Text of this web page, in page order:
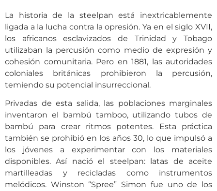
La historia de la steelpan está inextricablemente
ligada a la lucha contra la opresión. Ya en el siglo XVII,
los africanos esclavizados de Trinidad y Tobago
utilizaban la percusión como medio de expresión y
cohesión comunitaria. Pero en 1881, las autoridades
coloniales británicas prohibieron la percusión,
temiendo su potencial insurreccional.
Privadas de esta salida, las poblaciones marginales
inventaron el bambú tamboo, utilizando tubos de
bambú para crear ritmos potentes. Esta práctica
también se prohibió en los años 30, lo que impulsó a
los jóvenes a experimentar con los materiales
disponibles. Así nació el steelpan: latas de aceite
martilleadas y recicladas como instrumentos
melódicos. Winston “Spree” Simon fue uno de los